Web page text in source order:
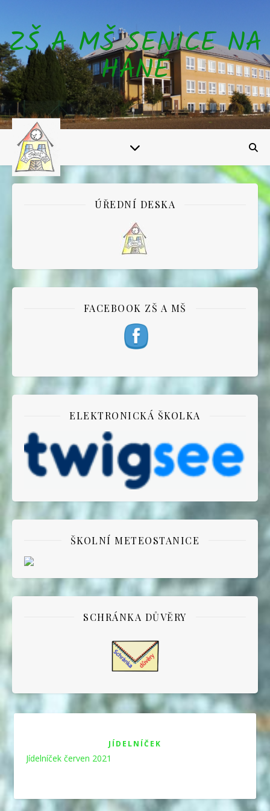
ZŠ A MŠ SENICE NA
HANÉ
ÚŘEDNÍ DESKA
FACEBOOK ZŠ A MŠ
ELEKTRONICKÁ ŠKOLKA
ŠKOLNÍ METEOSTANICE
SCHRÁNKA DŮVĚRY
JÍDELNÍČEK
Jídelníček červen 2021